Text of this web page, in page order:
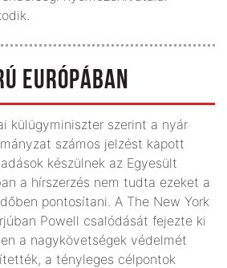
EURÓPÁBAN
külügyminiszter szerint a nyár
számos jelzést kapott
készülnek az Egyesült
a hírszerzés nem tudta ezeket a
pontosítani. A The New York
Powell csalódását fejezte ki
a nagykövetségek védelmét
a tényleges célpontok